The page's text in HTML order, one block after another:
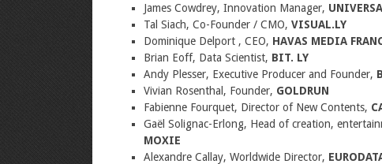
James Cowdrey, Innovation Manager,
Tal Siach, Co-Founder / CMO, VISUAL.LY
Dominique Delport , CEO, HAVAS MEDIA
Brian Eoff, Data Scientist, BIT. LY
Andy Plesser, Executive Producer and Founder,
Vivian Rosenthal, Founder, GOLDRUN
Fabienne Fourquet, Director of New Contents,
Gaël Solignac-Erlong, Head of creation,
MOXIE
Alexandre Callay, Worldwide Director,